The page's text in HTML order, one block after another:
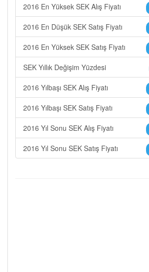
2016 En Yüksek SEK Alış Fiyatı
2016 En Düşük SEK Satış Fiyatı
2016 En Yüksek SEK Satış Fiyatı
SEK Yıllık Değişim Yüzdesi
2016 Yılbaşı SEK Alış Fiyatı
2016 Yılbaşı SEK Satış Fiyatı
2016 Yıl Sonu SEK Alış Fiyatı
2016 Yıl Sonu SEK Satış Fiyatı